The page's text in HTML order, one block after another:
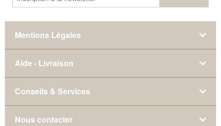
Mentions Légales
Aide - Livraison
Conseils & Services
Nous contacter